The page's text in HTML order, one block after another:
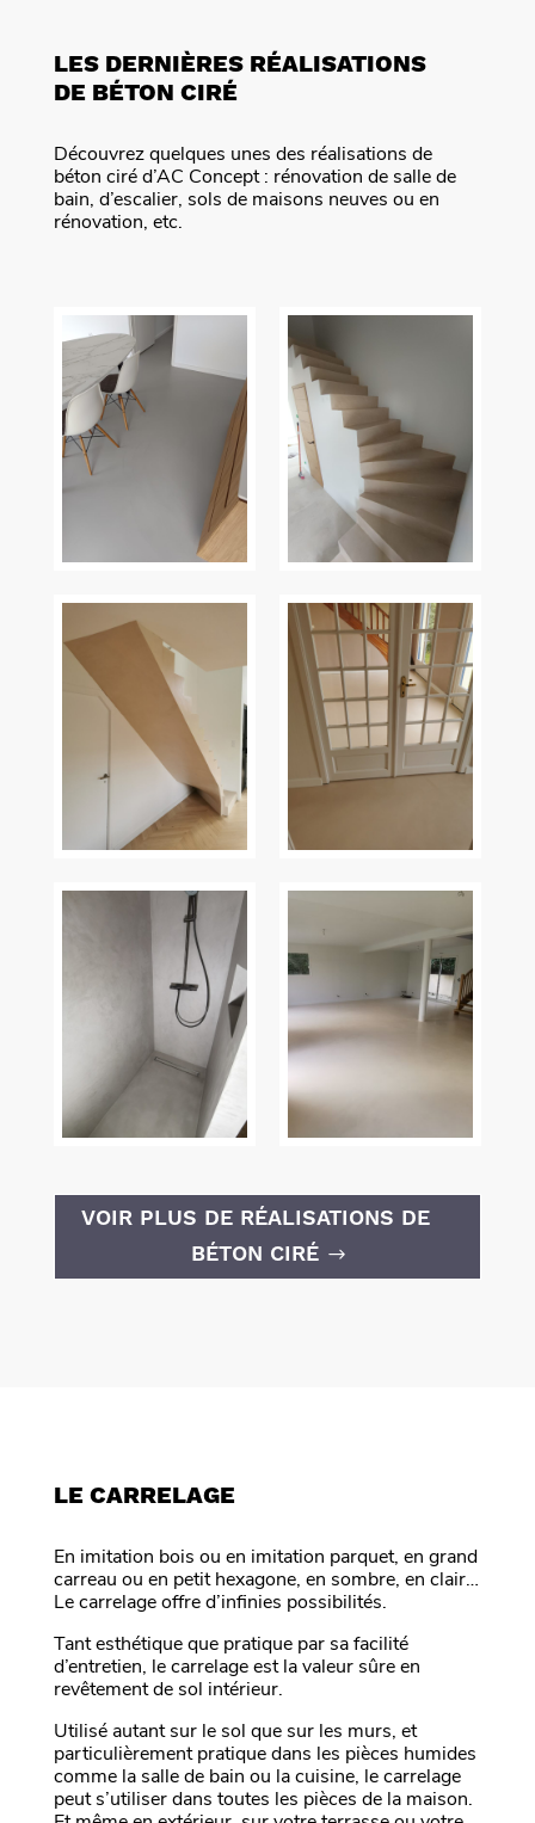
LES DERNIÈRES RÉALISATIONS
DE BÉTON CIRÉ
Découvrez quelques unes des réalisations de
béton ciré d’AC Concept : rénovation de salle de
bain, d’escalier, sols de maisons neuves ou en
rénovation, etc.
VOIR PLUS DE RÉALISATIONS DE
BÉTON CIRÉ
LE CARRELAGE
En imitation bois ou en imitation parquet, en grand
carreau ou en petit hexagone, en sombre, en clair…
Le carrelage offre d’infinies possibilités.
Tant esthétique que pratique par sa facilité
d’entretien, le carrelage est la valeur sûre en
revêtement de sol intérieur.
Utilisé autant sur le sol que sur les murs, et
particulièrement pratique dans les pièces humides
comme la salle de bain ou la cuisine, le carrelage
peut s’utiliser dans toutes les pièces de la maison.